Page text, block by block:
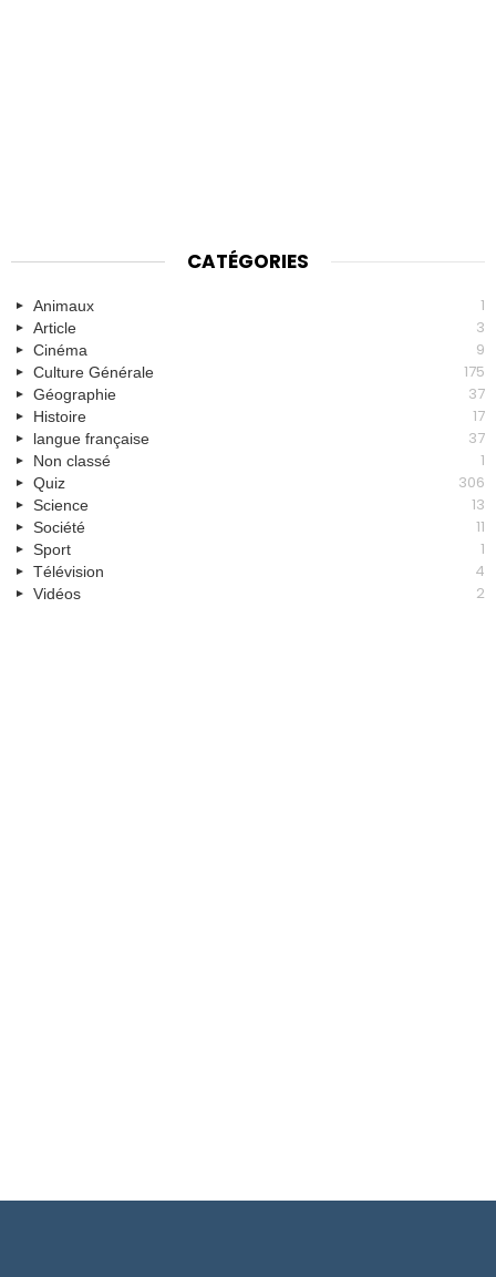
CATÉGORIES
Animaux 1
Article 3
Cinéma 9
Culture Générale 175
Géographie 37
Histoire 17
langue française 37
Non classé 1
Quiz 306
Science 13
Société 11
Sport 1
Télévision 4
Vidéos 2